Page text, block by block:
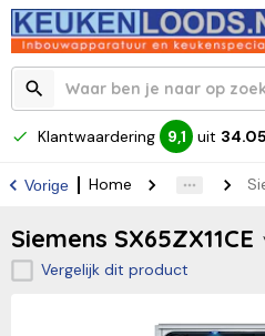
Klantwaardering 9,1 uit
Vorige Home
Siemens SX65ZX11CE
Vergelijk dit product